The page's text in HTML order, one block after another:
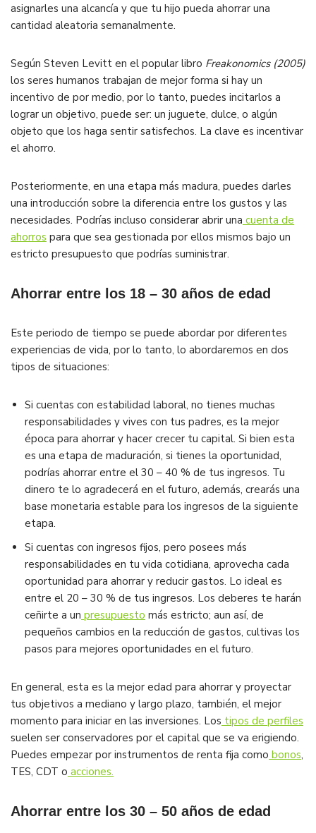
asignarles una alcancía y que tu hijo pueda ahorrar una
cantidad aleatoria semanalmente.
Según Steven Levitt en el popular libro Freakonomics (2005)
los seres humanos trabajan de mejor forma si hay un
incentivo de por medio, por lo tanto, puedes incitarlos a
lograr un objetivo, puede ser: un juguete, dulce, o algún
objeto que los haga sentir satisfechos. La clave es incentivar
el ahorro.
Posteriormente, en una etapa más madura, puedes darles
una introducción sobre la diferencia entre los gustos y las
necesidades. Podrías incluso considerar abrir una cuenta de
ahorros para que sea gestionada por ellos mismos bajo un
estricto presupuesto que podrías suministrar.
Ahorrar entre los 18 – 30 años de edad
Este periodo de tiempo se puede abordar por diferentes
experiencias de vida, por lo tanto, lo abordaremos en dos
tipos de situaciones:
Si cuentas con estabilidad laboral, no tienes muchas
responsabilidades y vives con tus padres, es la mejor
época para ahorrar y hacer crecer tu capital. Si bien esta
es una etapa de maduración, si tienes la oportunidad,
podrías ahorrar entre el 30 – 40 % de tus ingresos. Tu
dinero te lo agradecerá en el futuro, además, crearás una
base monetaria estable para los ingresos de la siguiente
etapa.
Si cuentas con ingresos fijos, pero posees más
responsabilidades en tu vida cotidiana, aprovecha cada
oportunidad para ahorrar y reducir gastos. Lo ideal es
entre el 20 – 30 % de tus ingresos. Los deberes te harán
ceñirte a un presupuesto más estricto; aun así, de
pequeños cambios en la reducción de gastos, cultivas los
pasos para mejores oportunidades en el futuro.
En general, esta es la mejor edad para ahorrar y proyectar
tus objetivos a mediano y largo plazo, también, el mejor
momento para iniciar en las inversiones. Los tipos de perfiles
suelen ser conservadores por el capital que se va erigiendo.
Puedes empezar por instrumentos de renta fija como bonos,
TES, CDT o acciones.
Ahorrar entre los 30 – 50 años de edad